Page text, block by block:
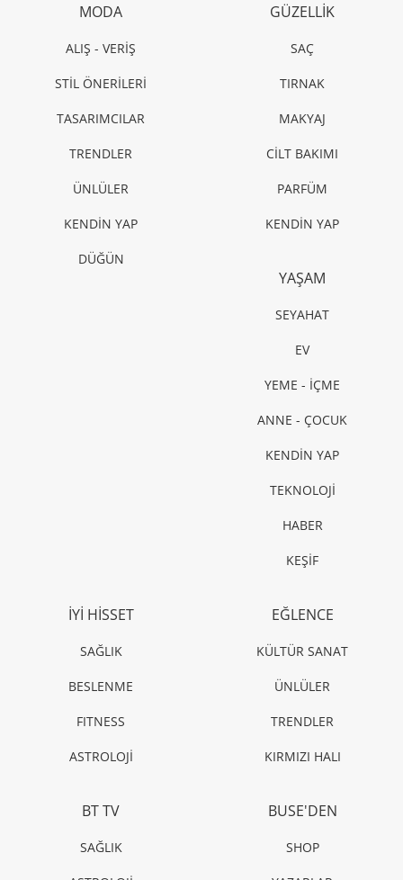
MODA
ALIŞ - VERİŞ
STİL ÖNERİLERİ
TASARIMCILAR
TRENDLER
ÜNLÜLER
KENDİN YAP
DÜĞÜN
GÜZELLİK
SAÇ
TIRNAK
MAKYAJ
CİLT BAKIMI
PARFÜM
KENDİN YAP
YAŞAM
SEYAHAT
EV
YEME - İÇME
ANNE - ÇOCUK
KENDİN YAP
TEKNOLOJİ
HABER
KEŞİF
İYİ HİSSET
SAĞLIK
BESLENME
FITNESS
ASTROLOJİ
EĞLENCE
KÜLTÜR SANAT
ÜNLÜLER
TRENDLER
KIRMIZI HALI
BT TV
SAĞLIK
BUSE'DEN
SHOP